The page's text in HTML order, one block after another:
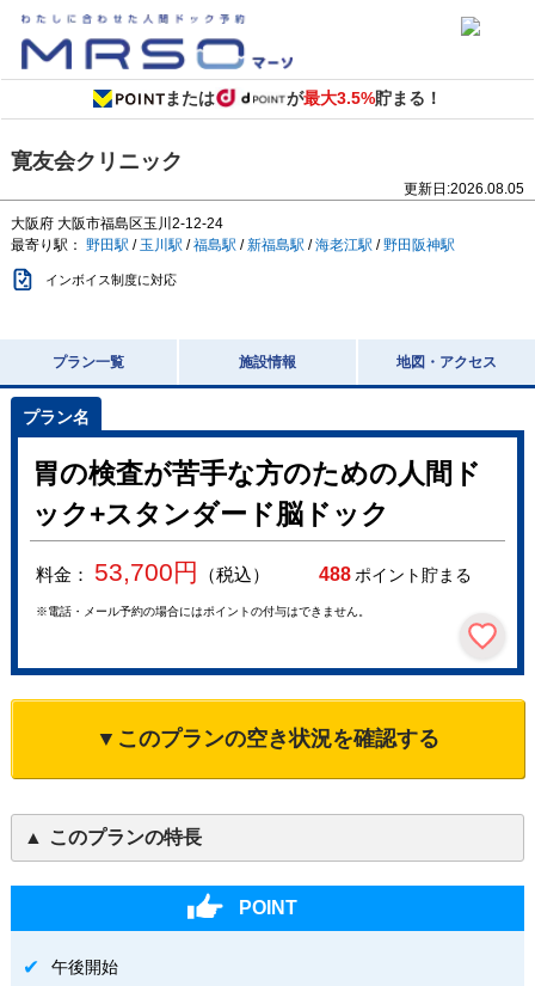
または が最大3.5%貯まる！
寛友会クリニック
更新日:2026.08.05
大阪府 大阪市福島区玉川2-12-24
最寄り駅： 野田駅 / 玉川駅 /福島駅 /新福島駅 /海老江駅 /野田阪神駅
インボイス制度に対応
プラン一覧 施設情報 地図・アクセス
胃の検査が苦手な方のための人間ド
ック+スタンダード脳ドック
料金： 53,700円 （税込） 488ポイント貯まる
※電話・メール予約の場合にはポイントの付与はできません。
▼このプランの空き状況を確認する
このプランの特長
POINT
午後開始